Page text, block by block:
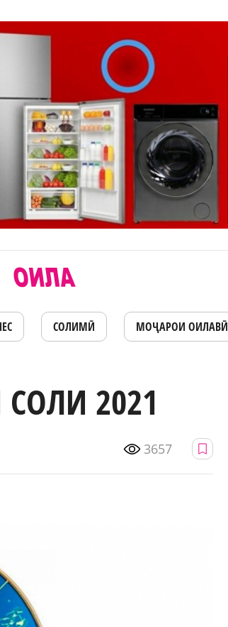
СОЛИМӢ МОҶАРОИ ОИЛАВӢ
2021
3657